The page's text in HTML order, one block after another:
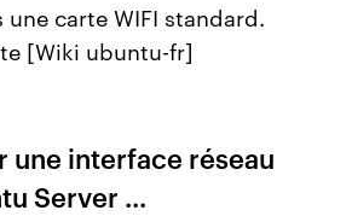
carte WIFI standard.
[Wiki ubuntu-fr]
une interface réseau
Server ...